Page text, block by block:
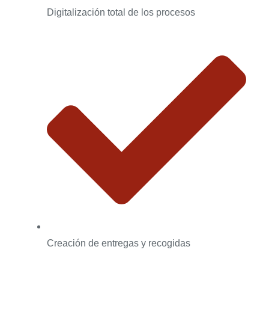
Digitalización total de los procesos
Creación de entregas y recogidas